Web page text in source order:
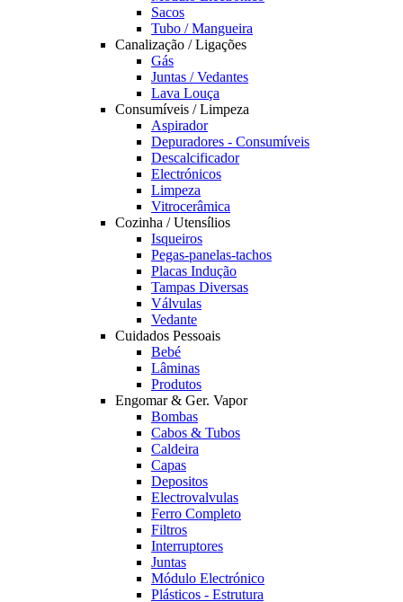
Sacos
Tubo / Mangueira
Canalização / Ligações
Gás
Juntas / Vedantes
Lava Louça
Consumíveis / Limpeza
Aspirador
Depuradores - Consumíveis
Descalcificador
Electrónicos
Limpeza
Vitrocerâmica
Cozinha / Utensílios
Isqueiros
Pegas-panelas-tachos
Placas Indução
Tampas Diversas
Válvulas
Vedante
Cuidados Pessoais
Bebé
Lâminas
Produtos
Engomar & Ger. Vapor
Bombas
Cabos & Tubos
Caldeira
Capas
Depositos
Electrovalvulas
Ferro Completo
Filtros
Interruptores
Juntas
Módulo Electrónico
Plásticos - Estrutura